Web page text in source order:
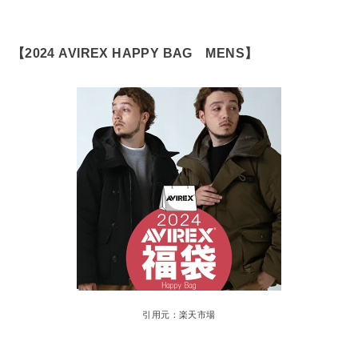
【2024 AVIREX HAPPY BAG MENS】
引用元：楽天市場